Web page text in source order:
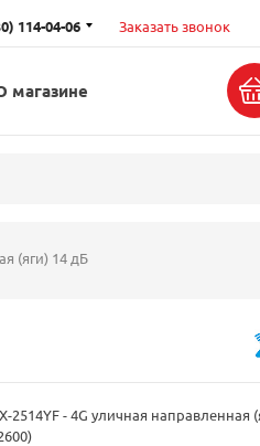
114-04-06 Заказать звонок
магазине
(яги) 14 дБ
2514YF - 4G уличная направленная